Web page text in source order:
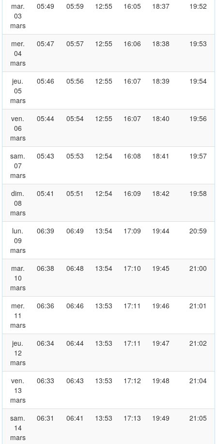
mar.
03
mars
05:49 05:59 12:55 16:05 18:37 19:52
mer.
04
mars
05:47 05:57 12:55 16:06 18:38 19:53
jeu.
05
mars
05:46 05:56 12:55 16:07 18:39 19:54
ven.
06
mars
05:44 05:54 12:55 16:07 18:40 19:56
sam.
07
mars
05:43 05:53 12:54 16:08 18:41 19:57
dim.
08
mars
05:41 05:51 12:54 16:09 18:42 19:58
lun.
09
mars
06:39 06:49 13:54 17:09 19:44 20:59
mar.
10
mars
06:38 06:48 13:54 17:10 19:45 21:00
mer.
11
mars
06:36 06:46 13:53 17:11 19:46 21:01
jeu.
12
mars
06:34 06:44 13:53 17:11 19:47 21:02
ven.
13
mars
06:33 06:43 13:53 17:12 19:48 21:04
sam.
14
mars
06:31 06:41 13:53 17:13 19:49 21:05